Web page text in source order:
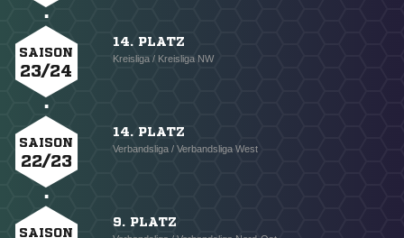
SAISON
23/24
14. PLATZ
Kreisliga / Kreisliga NW
SAISON
22/23
14. PLATZ
Verbandsliga / Verbandsliga West
SAISON
9. PLATZ